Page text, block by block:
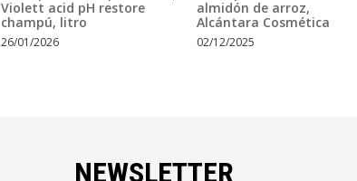
Violett acid pH restore
champú, litro
26/01/2026
almidón de arroz,
Alcántara Cosmética
02/12/2025
NEWSLETTER